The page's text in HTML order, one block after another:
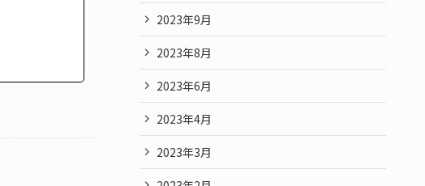
2023年9月
2023年8月
2023年6月
2023年4月
2023年3月